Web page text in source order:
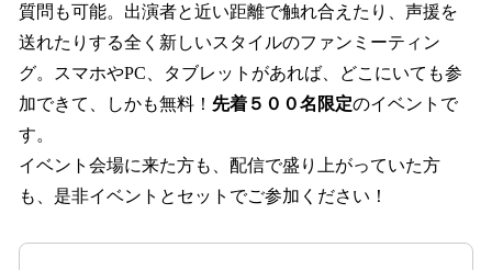
質問も可能。出演者と近い距離で触れ合えたり、声援を
送れたりする全く新しいスタイルのファンミーティン
グ。スマホやPC、タブレットがあれば、どこにいても参
加できて、しかも無料！ 先着５００名限定のイベントで
す。
イベント会場に来た方も、配信で盛り上がっていた方
も、是非イベントとセットでご参加ください！